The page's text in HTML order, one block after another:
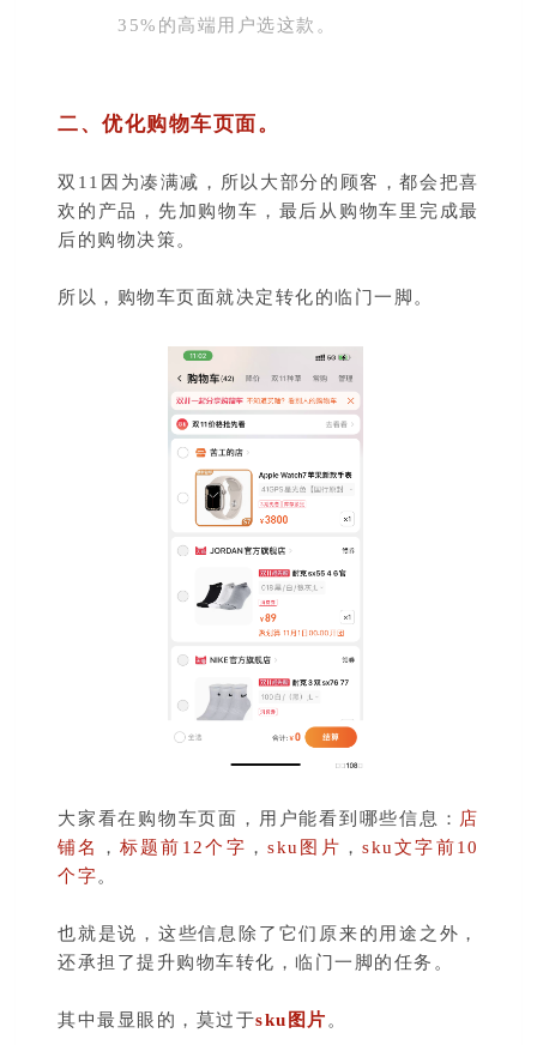
35%的高端用户选这款。
二、优化购物车页面。
双11因为凑满减，所以大部分的顾客，都会把喜
欢的产品，先加购物车，最后从购物车里完成最
后的购物决策。
所以，购物车页面就决定转化的临门一脚。
大家看在购物车页面，用户能看到哪些信息： 店
铺名
， 标题前12个字 ，sku图片 ， sku文字前10
个字。
也就是说，这些信息除了它们原来的用途之外，
还承担了提升购物车转化，临门一脚的任务。
其中最显眼的，莫过于sku图片 。